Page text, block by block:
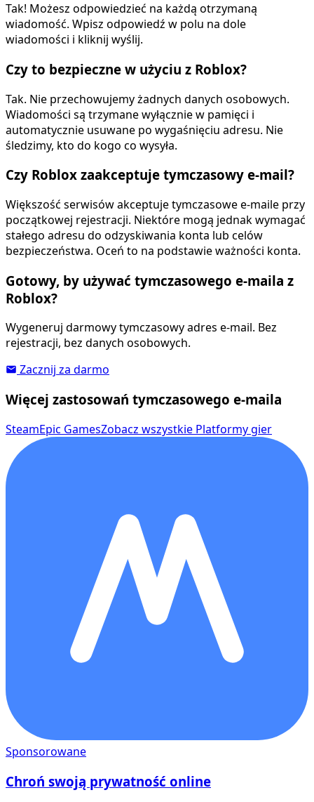
Tak! Możesz odpowiedzieć na każdą otrzymaną
wiadomość. Wpisz odpowiedź w polu na dole
wiadomości i kliknij wyślij.
Czy to bezpieczne w użyciu z Roblox?
Tak. Nie przechowujemy żadnych danych osobowych.
Wiadomości są trzymane wyłącznie w pamięci i
automatycznie usuwane po wygaśnięciu adresu. Nie
śledzimy, kto do kogo co wysyła.
Czy Roblox zaakceptuje tymczasowy e-mail?
Większość serwisów akceptuje tymczasowe e-maile przy
początkowej rejestracji. Niektóre mogą jednak wymagać
stałego adresu do odzyskiwania konta lub celów
bezpieczeństwa. Oceń to na podstawie ważności konta.
Gotowy, by używać tymczasowego e-maila z
Roblox?
Wygeneruj darmowy tymczasowy adres e-mail. Bez
rejestracji, bez danych osobowych.
Zacznij za darmo
Więcej zastosowań tymczasowego e-maila
SteamEpic GamesZobacz wszystkie Platformy gier
Sponsorowane
Chroń swoją prywatność online